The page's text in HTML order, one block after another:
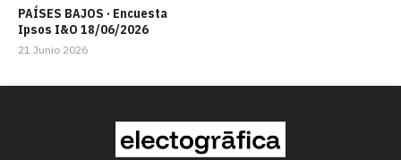
PAÍSES BAJOS · Encuesta
Ipsos I&O 18/06/2026
21 Junio 2026